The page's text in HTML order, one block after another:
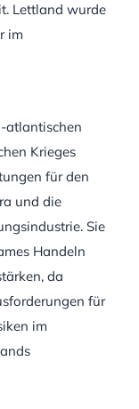
Lettland wurde
im
atlantischen
Krieges
für den
und die
Sie
Handeln
da
für
im